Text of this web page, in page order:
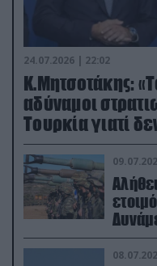
24.07.2026 | 22:02
Κ.Μητσοτάκης:
αδύναμοι
Τουρκία γιατί
(βίντεο)